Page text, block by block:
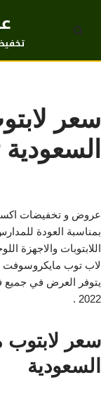
تخطى
سعر
بمناسبة العودة
اللابتوبات والاجهزة
لاب توب مايكروسوفت
2022 .
سعر
السعودية